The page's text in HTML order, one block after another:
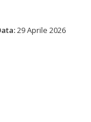
La Fondazione
29 Aprile 2026